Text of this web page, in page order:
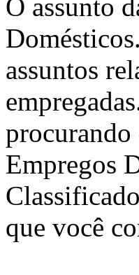
O assunto
assuntos
procurando
Empregos
que você